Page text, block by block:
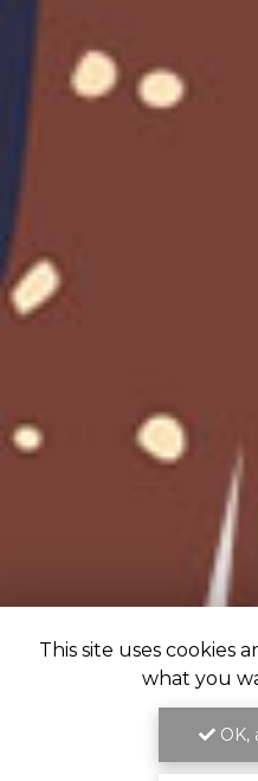
This site uses cookies
what you
OK,